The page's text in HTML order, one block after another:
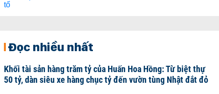
Đọc nhiều nhất
Khối tài sản hàng trăm tỷ của Huấn Hoa Hồng: Từ biệt thự
50 tỷ, dàn siêu xe hàng chục tỷ đến vườn tùng Nhật đắt đỏ